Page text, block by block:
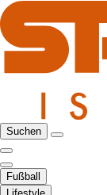
Suchen
Fußball